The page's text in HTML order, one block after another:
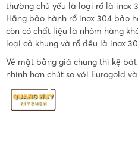
thường chủ yếu là loại rổ là inox
Hãng bảo hành rổ inox 304 bảo
còn có chất liệu là nhôm hàng
loại cả khung và rổ đều là inox
Về mặt bằng giá chung thì kệ
nhỉnh hơn chút so với Eurogold